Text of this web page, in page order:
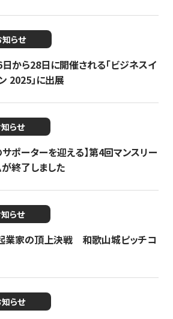
知らせ
日から28日に開催される「ビジネスイ
2025」に出展
らせ
ポーターを迎える】​​第4回マンスリー
終了しました
らせ
業家の頂上決戦 和歌山城ピッチコ
らせ